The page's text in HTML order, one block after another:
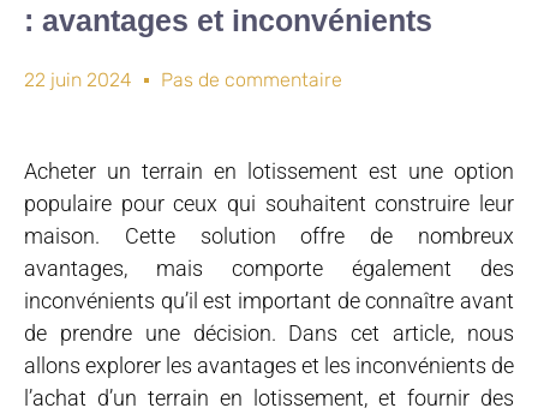
: avantages et inconvénients
22 juin 2024 Pas de commentaire
Acheter un terrain en lotissement est une option
populaire pour ceux qui souhaitent construire leur
maison. Cette solution offre de nombreux
avantages, mais comporte également des
inconvénients qu’il est important de connaître avant
de prendre une décision. Dans cet article, nous
allons explorer les avantages et les inconvénients de
l’achat d’un terrain en lotissement, et fournir des